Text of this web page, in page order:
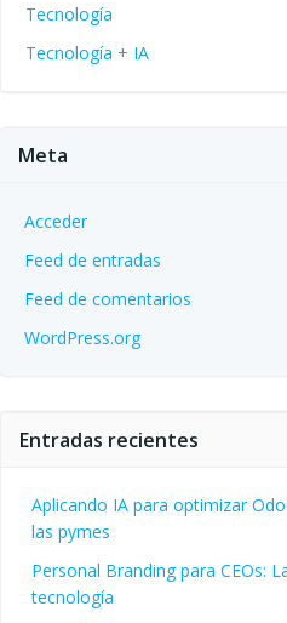
Tecnología
Tecnología + IA
Meta
Acceder
Feed de entradas
Feed de comentarios
WordPress.org
Entradas recientes
Aplicando IA para optimizar
las pymes
Personal Branding para CEOs:
tecnología